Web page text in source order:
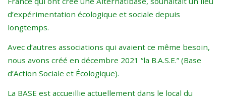
d’expérimentation écologique et sociale depuis
longtemps.
Avec d’autres associations qui avaient ce même besoin,
nous avons créé en décembre 2021 “la B.A.S.E.” (Base
d’Action Sociale et Écologique).
La BASE est accueillie actuellement dans le local du